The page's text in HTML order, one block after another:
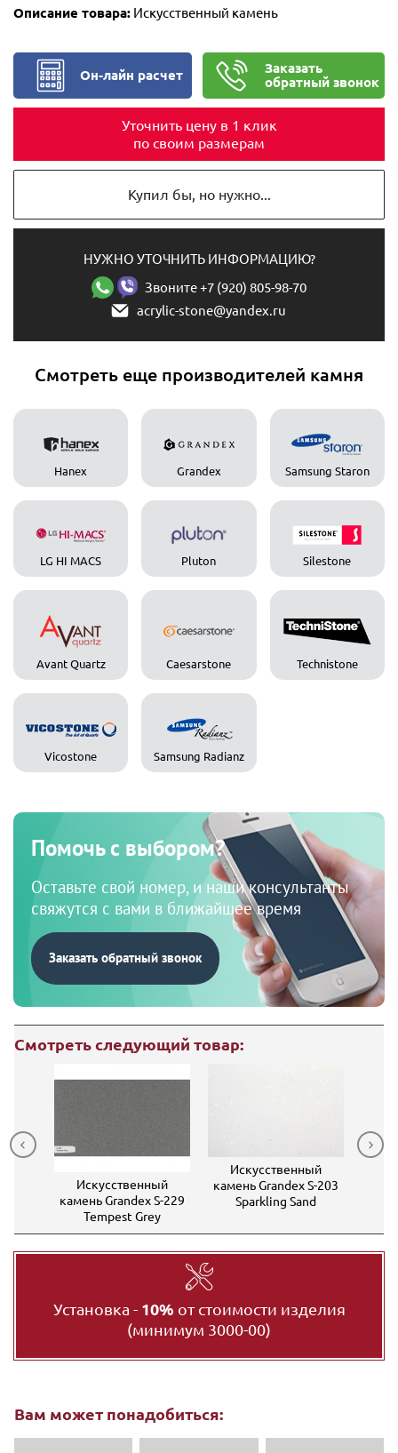
Описание товара: Искусственный камень
Он-лайн расчет
Заказать
обратный звонок
Уточнить цену в 1 клик
по своим размерам
Купил бы, но нужно...
НУЖНО УТОЧНИТЬ ИНФОРМАЦИЮ?
Звоните +7 (920) 805-98-70
acrylic-stone@yandex.ru
Смотреть еще производителей камня
Hanex Grandex Samsung Staron
LG HI MACS Pluton Silestone
Avant Quartz Caesarstone Technistone
Vicostone Samsung Radianz
Помочь с выбором?
Оставьте свой номер, и наши консультанты
свяжутся с вами в ближайшее время
Заказать обратный звонок
Смотреть следующий товар:
213
Искусственный
камень Grandex S-229
Tempest Grey
Искусственный
камень Grandex S-203
Sparkling Sand
Установка - 10% от стоимости изделия
(минимум 3000-00)
Вам может понадобиться: